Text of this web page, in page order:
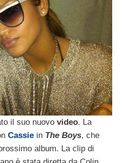
il suo nuovo video. La
Cassie in The Boys, che
album. La clip di